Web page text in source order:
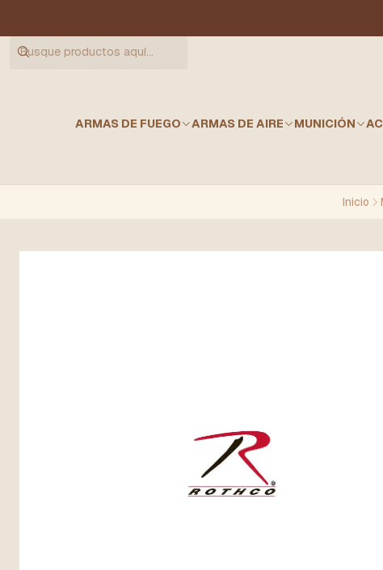
ARMAS DE FUEGO ARMAS DE AIRE MUNICIÓN
Inicio